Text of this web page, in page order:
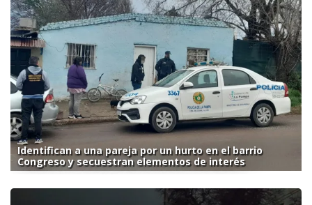
Identifican a una pareja por un hurto en el barrio
Congreso y secuestran elementos de interés